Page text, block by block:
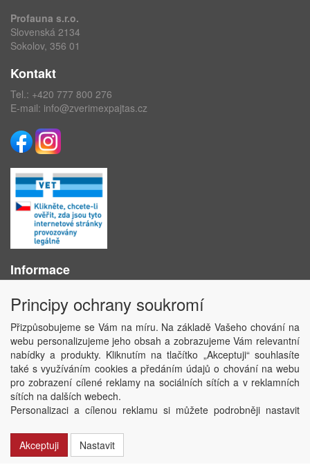
Profauna s.r.o.
Slovenská 2134
Sokolov, 356 01
Kontakt
Tel.: +420 777 800 276
E-mail: info@zverimexpajtas.cz
Informace
Obchodní podmínky
Ochrana osobních údajů
Kontakt
Losování účtenek
Aktuality
Nastavení soukromí
Copyright © ABRA Software a.s. 2020
Principy ochrany soukromí
Přizpůsobujeme se Vám na míru. Na základě Vašeho chování na
webu personalizujeme jeho obsah a zobrazujeme Vám relevantní
nabídky a produkty. Kliknutím na tlačítko „Akceptuji“ souhlasíte
také s využíváním cookies a předáním údajů o chování na webu
pro zobrazení cílené reklamy na sociálních sítích a v reklamních
sítích na dalších webech.
Personalizaci a cílenou reklamu si můžete podrobněji nastavit
Akceptuji
Nastavit